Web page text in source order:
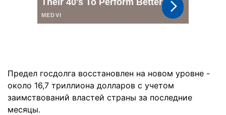
Предел госдолга восстановлен на новом уровне -
около 16,7 триллиона долларов с учетом
заимствований властей страны за последние
месяцы.